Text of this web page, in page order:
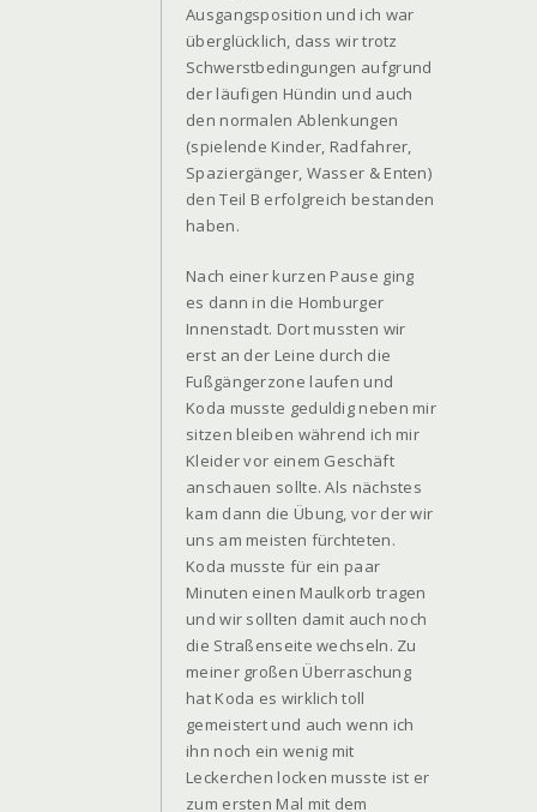
Ausgangsposition und ich war
überglücklich, dass wir trotz
Schwerstbedingungen aufgrund
der läufigen Hündin und auch
den normalen Ablenkungen
(spielende Kinder, Radfahrer,
Spaziergänger, Wasser & Enten)
den Teil B erfolgreich bestanden
haben.
Nach einer kurzen Pause ging
es dann in die Homburger
Innenstadt. Dort mussten wir
erst an der Leine durch die
Fußgängerzone laufen und
Koda musste geduldig neben mir
sitzen bleiben während ich mir
Kleider vor einem Geschäft
anschauen sollte. Als nächstes
kam dann die Übung, vor der wir
uns am meisten fürchteten.
Koda musste für ein paar
Minuten einen Maulkorb tragen
und wir sollten damit auch noch
die Straßenseite wechseln. Zu
meiner großen Überraschung
hat Koda es wirklich toll
gemeistert und auch wenn ich
ihn noch ein wenig mit
Leckerchen locken musste ist er
zum ersten Mal mit dem